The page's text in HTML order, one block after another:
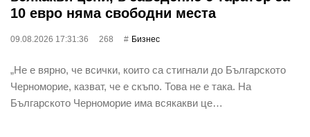
10 евро няма свободни места
09.08.2026 17:31:36 268 Бизнес
„Не е вярно, че всички, които са стигнали до Българското
Черноморие, казват, че е скъпо. Това не е така. На
Българското Черноморие има всякакви це…